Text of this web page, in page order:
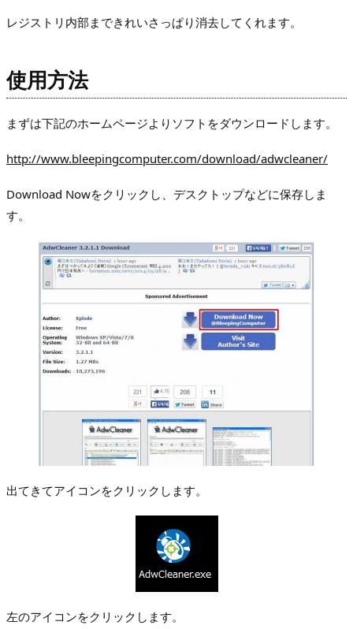
レジストリ内部まできれいさっぱり消去してくれます。
使用方法
まずは下記のホームページよりソフトをダウンロードします。
http://www.bleepingcomputer.com/download/adwcleaner/
Download Nowをクリックし、デスクトップなどに保存しま
す。
出てきてアイコンをクリックします。
左のアイコンをクリックします。